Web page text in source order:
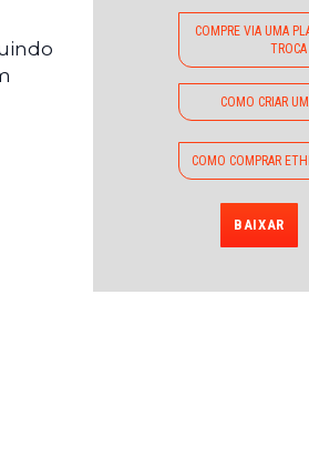
COMPRE VIA UMA
TROCA
COMO CRIAR
COMO COMPRAR
BAIXAR